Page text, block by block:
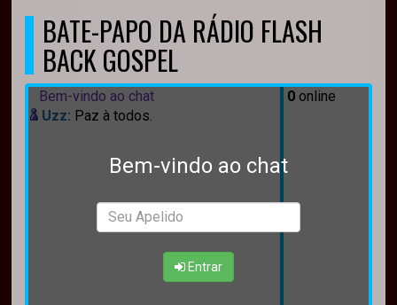
BATE-PAPO DA RÁDIO FLASH
BACK GOSPEL
Bem-vindo ao chat
Entrar
Bem-vindo ao chat
Uzz: Paz à todos.
0online